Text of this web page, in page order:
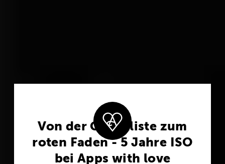
Von der Checkliste zum
roten Faden - 5 Jahre ISO
bei Apps with love